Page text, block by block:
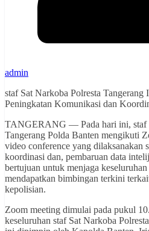
admin
staf Sat Narkoba Polresta
Peningkatan Komunikasi dan
TANGERANG — Pada hari ini, staf
Tangerang Polda Banten mengikuti
video conference yang dilaksanakan
koordinasi dan, pembaruan data
bertujuan untuk menjaga
mendapatkan bimbingan terkini
kepolisian.
Zoom meeting dimulai pada pukul
keseluruhan staf Sat Narkoba